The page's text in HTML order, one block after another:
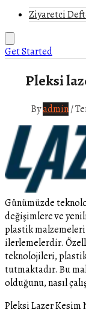
Ziyaretci
Get Started
Pleksi
Byadmin/
Günümüzde
değişimlere ve
plastik
ilerlemelerdir.
teknolojileri,
tutmaktadır. Bu
olduğunu, nasıl
Pleksi Lazer Kesim